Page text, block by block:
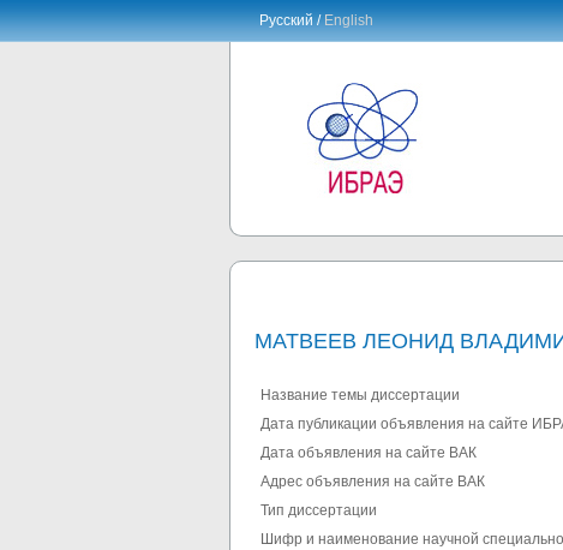
Русский /English
МАТВЕЕВ ЛЕОНИД
Название темы диссертации
Дата публикации объявления на сайте
Дата объявления на сайте ВАК
Адрес объявления на сайте ВАК
Тип диссертации
Шифр и наименование научной